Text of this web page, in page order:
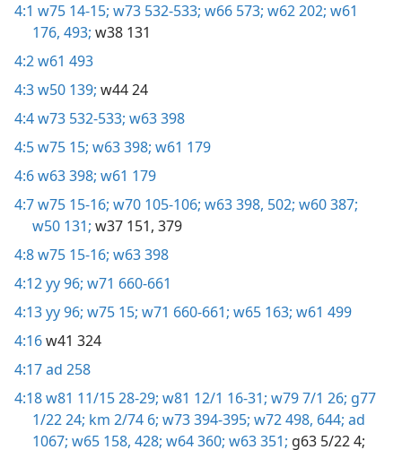
4:1 w75 14-15; w73 532-533; w66 573; w62 202; w61
176, 493; w38 131
4:2w61 493
4:3w50 139; w44 24
4:4w73 532-533; w63 398
4:5w75 15; w63 398; w61 179
4:6w63 398; w61 179
4:7w75 15-16; w70 105-106; w63 398, 502; w60 387;
w50 131; w37 151, 379
4:8w75 15-16; w63 398
4:12yy 96; w71 660-661
4:13yy 96; w75 15; w71 660-661; w65 163; w61 499
4:16w41 324
4:17ad 258
4:18w81 11/15 28-29; w81 12/1 16-31; w79 7/1 26; g77
1/22 24; km 2/74 6; w73 394-395; w72 498, 644; ad
1067; w65 158, 428; w64 360; w63 351; g63 5/22 4;